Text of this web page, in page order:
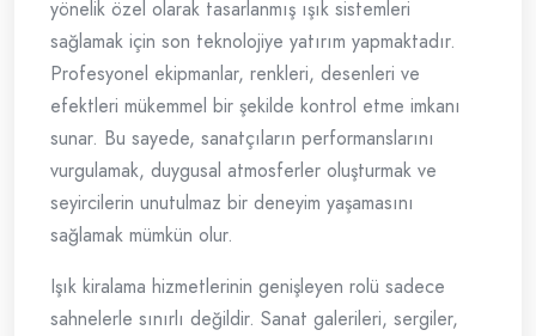
yönelik özel olarak tasarlanmış ışık sistemleri
sağlamak için son teknolojiye yatırım yapmaktadır.
Profesyonel ekipmanlar, renkleri, desenleri ve
efektleri mükemmel bir şekilde kontrol etme imkanı
sunar. Bu sayede, sanatçıların performanslarını
vurgulamak, duygusal atmosferler oluşturmak ve
seyircilerin unutulmaz bir deneyim yaşamasını
sağlamak mümkün olur.
Işık kiralama hizmetlerinin genişleyen rolü sadece
sahnelerle sınırlı değildir. Sanat galerileri, sergiler,